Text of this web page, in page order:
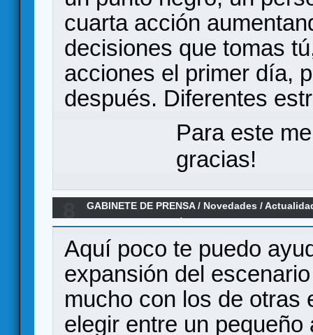
cuarta acción
decisiones que tomas
acciones el primer día,
después. Diferentes
Para este
gracias!
GABINETE DE PRENSA/ Novedades /
LOCURA 2da EDICIÓN
Aquí poco te puedo
expansión del
mucho con los de otras
elegir entre un